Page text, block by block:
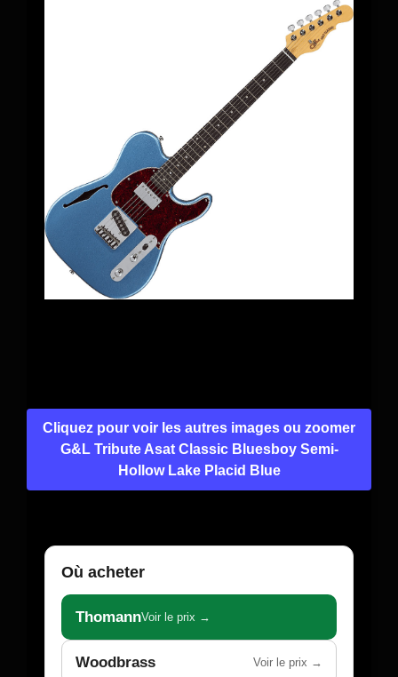
Cliquez pour voir les autres images ou zoomer
G&L Tribute Asat Classic Bluesboy Semi-
Hollow Lake Placid Blue
Où acheter
ThomannVoir le prix →
Woodbrass Voir le prix →